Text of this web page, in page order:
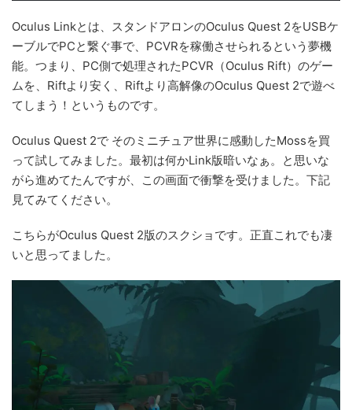
Oculus Linkとは、スタンドアロンのOculus Quest 2をUSBケ
ーブルでPCと繋ぐ事で、PCVRを稼働させられるという夢機
能。つまり、PC側で処理されたPCVR（Oculus Rift）のゲー
ムを、Riftより安く、Riftより高解像のOculus Quest 2で遊べ
てしまう！というものです。
Oculus Quest 2で そのミニチュア世界に感動したMossを買
って試してみました。最初は何かLink版暗いなぁ。と思いな
がら進めてたんですが、この画面で衝撃を受けました。下記
見てみてください。
こちらがOculus Quest 2版のスクショです。正直これでも凄
いと思ってました。